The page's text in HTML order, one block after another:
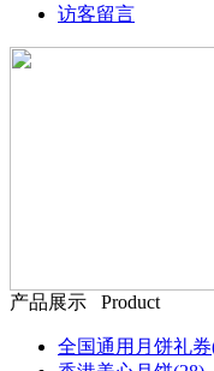
访客留言
产品展示 Product
全国通用月饼礼券